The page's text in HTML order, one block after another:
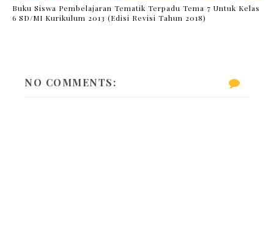
Buku Siswa Pembelajaran Tematik Terpadu Tema 7 Untuk Kelas
6 SD/MI Kurikulum 2013 (Edisi Revisi Tahun 2018)
NO COMMENTS: